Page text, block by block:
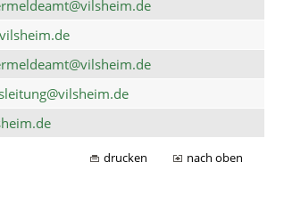
drucken nach oben